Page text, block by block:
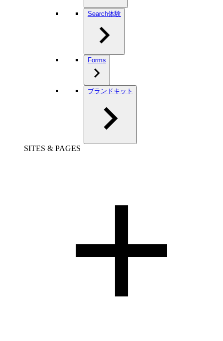
Search体験
Forms
ブランドキット
SITES & PAGES